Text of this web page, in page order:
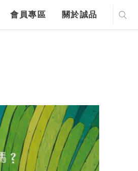
會員專區 關於誠品